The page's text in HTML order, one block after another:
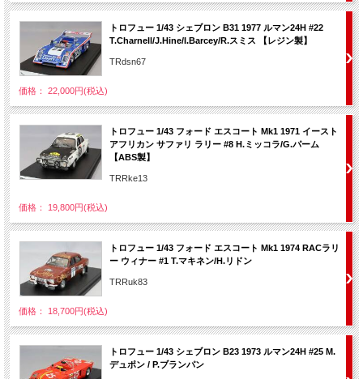
トロフュー 1/43 シェブロン B31 1977 ルマン24H #22
T.Charnell/J.Hine/I.Barcey/R.スミス 【レジン製】
TRdsn67
価格： 22,000円(税込)
トロフュー 1/43 フォード エスコート Mk1 1971 イースト
アフリカン サファリ ラリー #8 H.ミッコラ/G.パーム
【ABS製】
TRRke13
価格： 19,800円(税込)
トロフュー 1/43 フォード エスコート Mk1 1974 RACラリ
ー ウィナー #1 T.マキネン/H.リドン
TRRuk83
価格： 18,700円(税込)
トロフュー 1/43 シェブロン B23 1973 ルマン24H #25 M.
デュポン / P.ブランパン